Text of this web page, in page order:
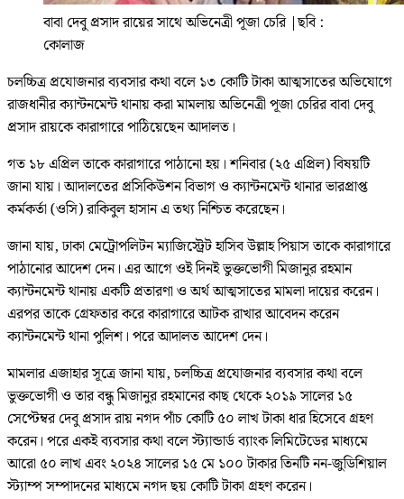
বাবা দেবু প্রসাদ রায়ের সাথে অভিনেত্রী পূজা চেরি |ছবি :
কোলাজ
চলচ্চিত্র প্রযোজনার ব্যবসার কথা বলে ১৩ কোটি টাকা আত্মসাতের অভিযোগে
রাজধানীর ক্যান্টনমেন্ট থানায় করা মামলায় অভিনেত্রী পূজা চেরির বাবা দেবু
প্রসাদ রায়কে কারাগারে পাঠিয়েছেন আদালত।
গত ১৮ এপ্রিল তাকে কারাগারে পাঠানো হয়। শনিবার (২৫ এপ্রিল) বিষয়টি
জানা যায়। আদালতের প্রসিকিউশন বিভাগ ও ক্যান্টনমেন্ট থানার ভারপ্রাপ্ত
কর্মকর্তা (ওসি) রাকিবুল হাসান এ তথ্য নিশ্চিত করেছেন।
জানা যায়, ঢাকা মেট্রোপলিটন ম্যাজিস্ট্রেট হাসিব উল্লাহ পিয়াস তাকে কারাগারে
পাঠানোর আদেশ দেন। এর আগে ওই দিনই ভুক্তভোগী মিজানুর রহমান
ক্যান্টনমেন্ট থানায় একটি প্রতারণা ও অর্থ আত্মসাতের মামলা দায়ের করেন।
এরপর তাকে গ্রেফতার করে কারাগারে আটক রাখার আবেদন করেন
ক্যান্টনমেন্ট থানা পুলিশ। পরে আদালত আদেশ দেন।
মামলার এজাহার সূত্রে জানা যায়, চলচ্চিত্র প্রযোজনার ব্যবসার কথা বলে
ভুক্তভোগী ও তার বন্ধু মিজানুর রহমানের কাছ থেকে ২০১৯ সালের ১৫
সেপ্টেম্বর দেবু প্রসাদ রায় নগদ পাঁচ কোটি ৫০ লাখ টাকা ধার হিসেবে গ্রহণ
করেন। পরে একই ব্যবসার কথা বলে স্ট্যান্ডার্ড ব্যাংক লিমিটেডের মাধ্যমে
আরো ৫০ লাখ এবং ২০২৪ সালের ১৫ মে ১০০ টাকার তিনটি নন-জুডিশিয়াল
স্ট্যাম্প সম্পাদনের মাধ্যমে নগদ ছয় কোটি টাকা গ্রহণ করেন।